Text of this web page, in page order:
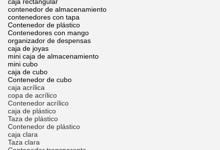
contenedor de almacenamiento
contenedores con tapa
Contenedor de plástico
Contenedores con mango
organizador de despensas
caja de joyas
mini caja de almacenamiento
mini cubo
caja de cubo
Contenedor de cubo
caja acrílica
copa de acrílico
Contenedor acrílico
caja de plástico
Taza de plástico
Contenedor de plástico
caja clara
Taza clara